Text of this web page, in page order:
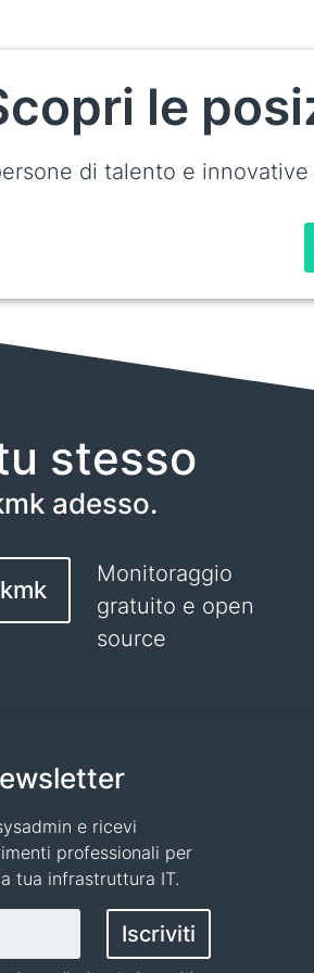
le
di talento e
stesso
adesso.
Monitoraggio
gratuito e open
source
e ricevi
professionali per
tua infrastruttura IT.
Iscriviti